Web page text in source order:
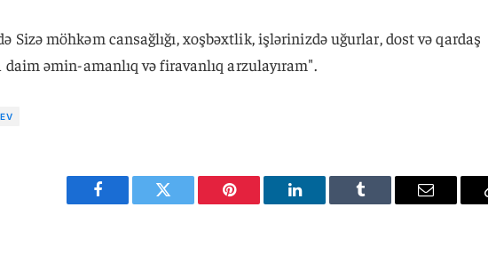
Sizə möhkəm cansağlığı, xoşbəxtlik, işlərinizdə uğurlar, dost və qardaş
əmin-amanlıq və firavanlıq arzulayıram".
Facebook Twitter Pinterest LinkedIn Tumblr Email